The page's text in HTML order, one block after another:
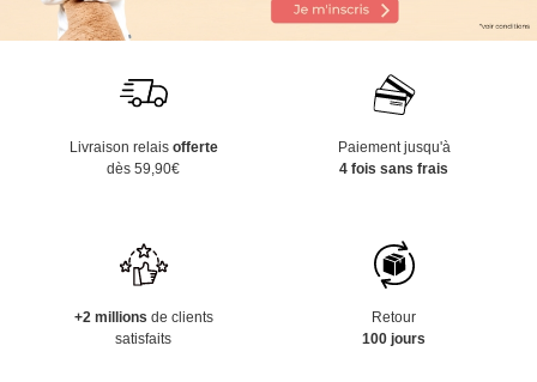
Livraison relais offerte
dès 59,90€
Paiement jusqu'à
4 fois sans frais
+2 millions de clients
satisfaits
Retour
100 jours